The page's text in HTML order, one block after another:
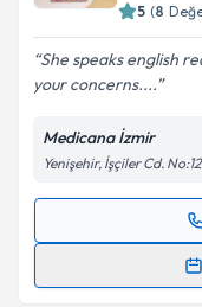
5 (8
She speaks english
your concerns....
Medicana İzmir
Yenişehir, İşçiler Cd.
Randevu